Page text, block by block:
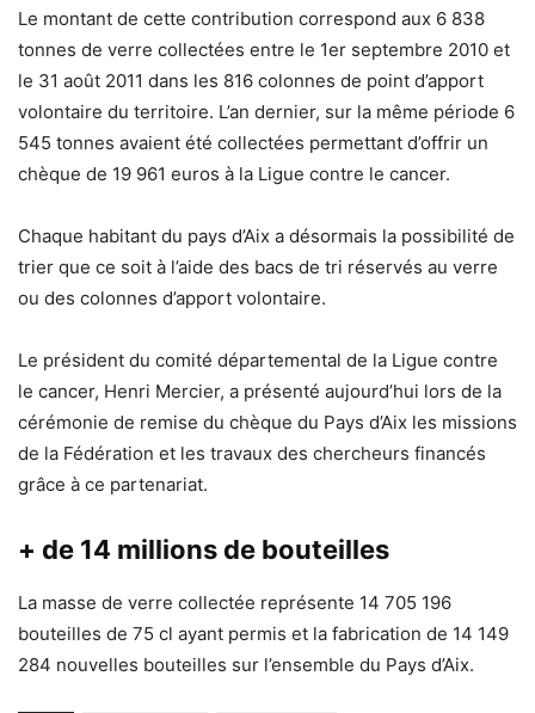
Le montant de cette contribution correspond aux 6 838
tonnes de verre collectées entre le 1er septembre 2010 et
le 31 août 2011 dans les 816 colonnes de point d’apport
volontaire du territoire. L’an dernier, sur la même période 6
545 tonnes avaient été collectées permettant d’offrir un
chèque de 19 961 euros à la Ligue contre le cancer.
Chaque habitant du pays d’Aix a désormais la possibilité de
trier que ce soit à l’aide des bacs de tri réservés au verre
ou des colonnes d’apport volontaire.
Le président du comité départemental de la Ligue contre
le cancer, Henri Mercier, a présenté aujourd’hui lors de la
cérémonie de remise du chèque du Pays d’Aix les missions
de la Fédération et les travaux des chercheurs financés
grâce à ce partenariat.
+ de 14 millions de bouteilles
La masse de verre collectée représente 14 705 196
bouteilles de 75 cl ayant permis et la fabrication de 14 149
284 nouvelles bouteilles sur l’ensemble du Pays d’Aix.